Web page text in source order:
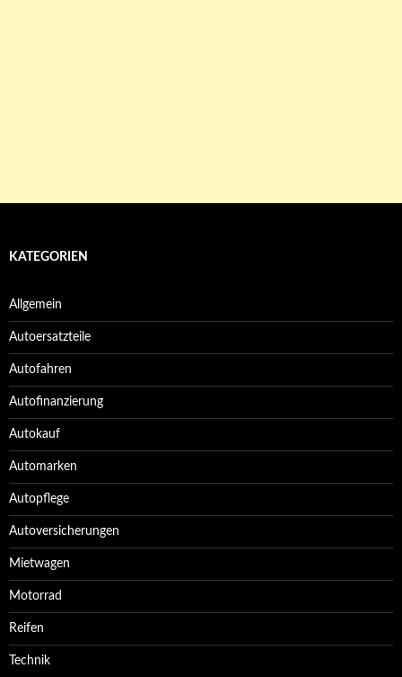
KATEGORIEN
Allgemein
Autoersatzteile
Autofahren
Autofinanzierung
Autokauf
Automarken
Autopflege
Autoversicherungen
Mietwagen
Motorrad
Reifen
Technik